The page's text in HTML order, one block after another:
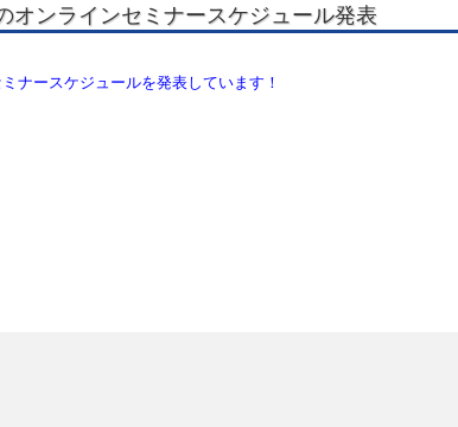
オンラインセミナースケジュール発表
ナースケジュールを発表しています！